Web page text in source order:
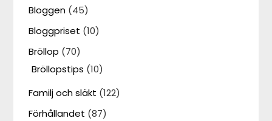
Bloggen (45)
Bloggpriset (10)
Bröllop (70)
Bröllopstips (10)
Familj och släkt (122)
Förhållandet (87)